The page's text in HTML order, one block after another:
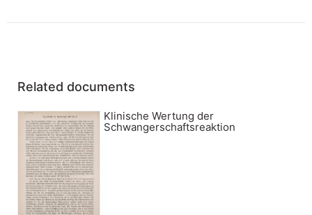
Related documents
Klinische Wertung der
Schwangerschaftsreaktion